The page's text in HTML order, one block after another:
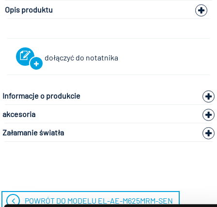
Opis produktu
dołączyć do notatnika
Informacje o produkcie
akcesoria
Załamanie światła
POWRÓT DO MODELU EL-AE-M625MRM-SEN